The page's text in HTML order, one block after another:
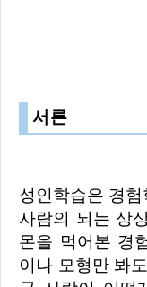
서론
성인학습은 경험학습이 중요한 비중을 차지한다.
사람의 뇌는 상
몬을 먹어본 경
이나 모형만 봐